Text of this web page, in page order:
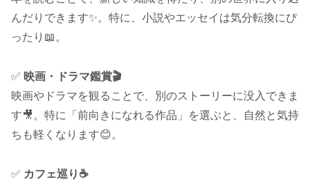
んだりできます✨。特に、小説やエッセイは気分転換にぴ
ったり📖。
✅ 映画・ドラマ鑑賞🎬
映画やドラマを観ることで、別のストーリーに没入できま
す🎥。特に「前向きになれる作品」を選ぶと、自然と気持
ちも軽くなります😊。
✅ カフェ巡り☕